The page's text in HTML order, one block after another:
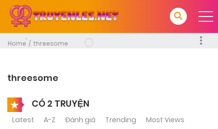
Home threesome
threesome
CÓ 2 TRUYỆN
Latest A-Z Đánh giá Trending
Most Views